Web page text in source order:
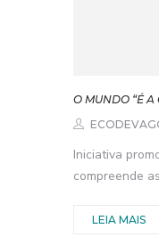
O MUNDO “É A
Iniciativa
compreende
LEIA MAIS